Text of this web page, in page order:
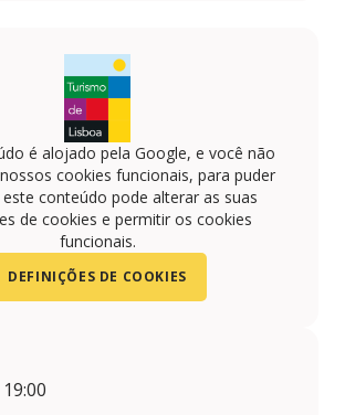
é alojado pela Google, e você não
cookies funcionais, para puder
conteúdo pode alterar as suas
de cookies e permitir os cookies
funcionais.
DEFINIÇÕES DE COOKIES